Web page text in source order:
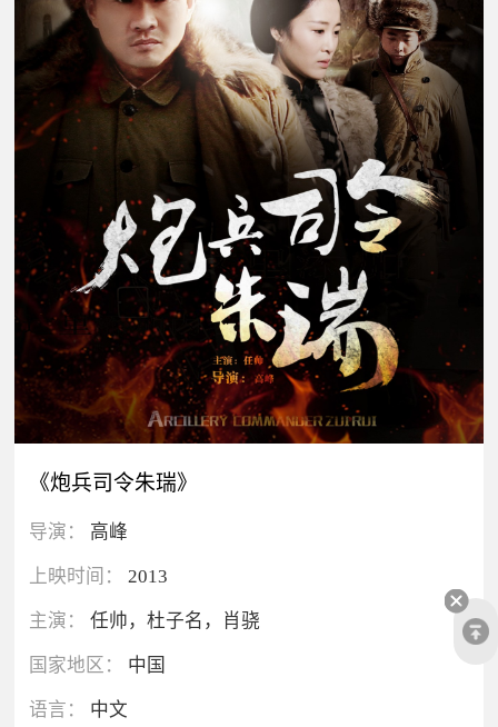
《炮兵司令朱瑞》
导演： 高峰
上映时间： 2013
主演： 任帅，杜子名，肖骁
国家地区： 中国
语言： 中文